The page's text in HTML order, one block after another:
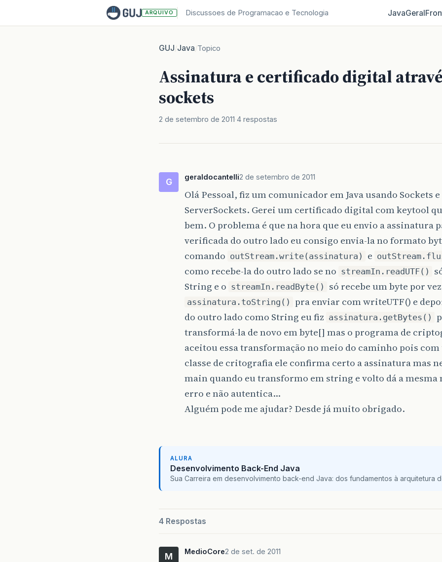
ARQUIVO Discussoes de Programacao e Tecnologia JavaGeral
GUJ/Java/Topico
Assinatura e certificado digital
sockets
2 de setembro de 2011 4 respostas
G geraldocantelli2 de setembro de 2011
Olá Pessoal, fiz um comunicador em Java usando Sockets e
ServerSockets. Gerei um certificado digital com keytool
bem. O problema é que na hora que eu envio a assinatura
verificada do outro lado eu consigo envia-la no formato
comando outStream.write(assinatura) e
como recebe-la do outro lado se no streamIn.readUTF()
String e o streamIn.readByte() só recebe um byte por
assinatura.toString()
pra enviar com writeUTF() e
do outro lado como String eu fiz assinatura.getBytes()
transformá-la de novo em byte[] mas o programa de
aceitou essa transformação no meio do caminho pois
classe de critografia ele confirma certo a assinatura mas
main quando eu transformo em string e volto dá a mesma
erro e não autentica…
Alguém pode me ajudar? Desde já muito obrigado.
ALURA
Desenvolvimento Back-End Java
Sua Carreira em desenvolvimento back-end Java: dos fundamentos à arquitetura
4 Respostas
M MedioCore2 de set. de 2011